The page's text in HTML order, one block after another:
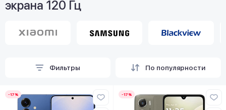
экрана 120 Гц
Фильтры По популярности
-17% -17%